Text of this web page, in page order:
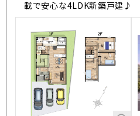
載で安心な4LDK新築戸建♪